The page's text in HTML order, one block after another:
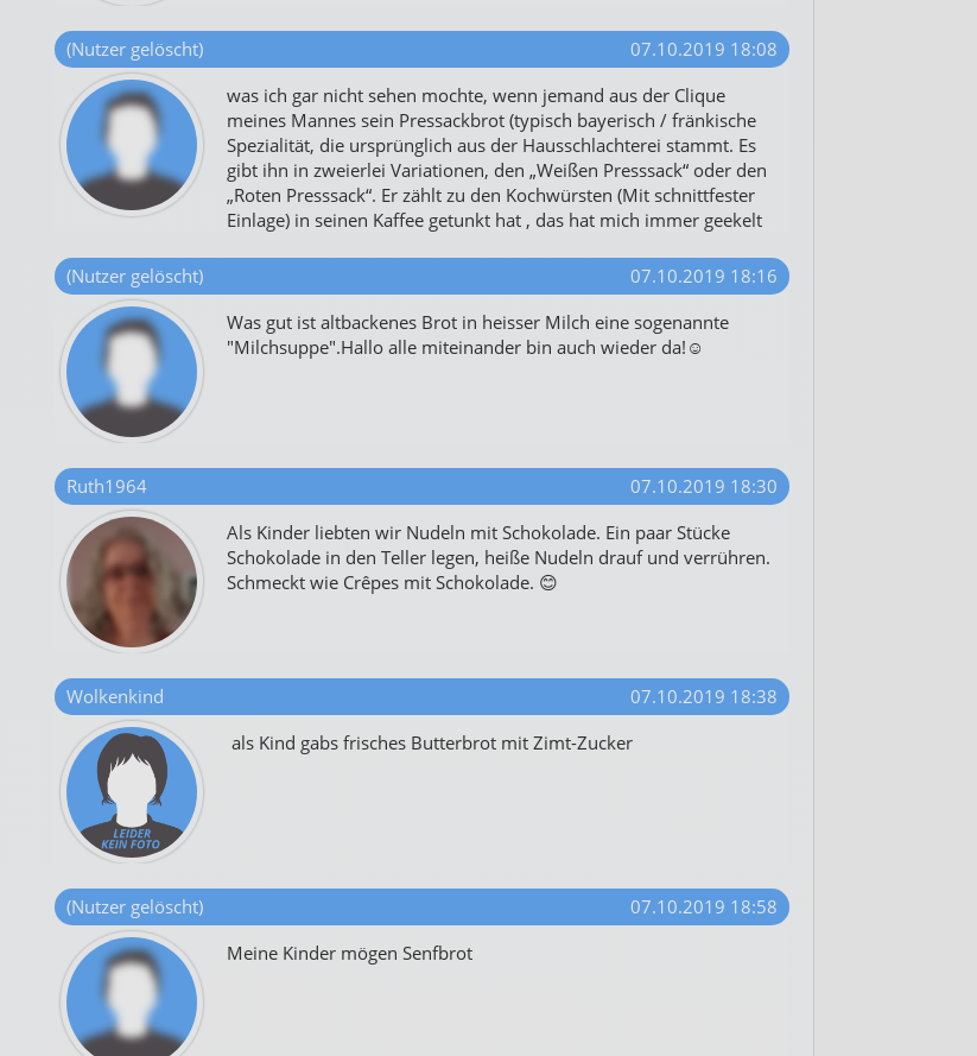
(Nutzer gelöscht)
07.10.2019 18:08
was ich gar nicht sehen mochte, wenn jemand aus der Clique
meines Mannes sein Pressackbrot (typisch bayerisch / fränkische
Spezialität, die ursprünglich aus der Hausschlachterei stammt. Es
gibt ihn in zweierlei Variationen, den „Weißen Presssack“ oder den
„Roten Presssack“. Er zählt zu den Kochwürsten (Mit schnittfester
Einlage) in seinen Kaffee getunkt hat , das hat mich immer geekelt
(Nutzer gelöscht)
07.10.2019 18:16
Was gut ist altbackenes Brot in heisser Milch eine sogenannte
"Milchsuppe".Hallo alle miteinander bin auch wieder da!☺
Ruth1964
07.10.2019 18:30
Als Kinder liebten wir Nudeln mit Schokolade. Ein paar Stücke
Schokolade in den Teller legen, heiße Nudeln drauf und verrühren.
Schmeckt wie Crêpes mit Schokolade. 😊
Wolkenkind
07.10.2019 18:38
als Kind gabs frisches Butterbrot mit Zimt-Zucker
(Nutzer gelöscht)
07.10.2019 18:58
Meine Kinder mögen Senfbrot